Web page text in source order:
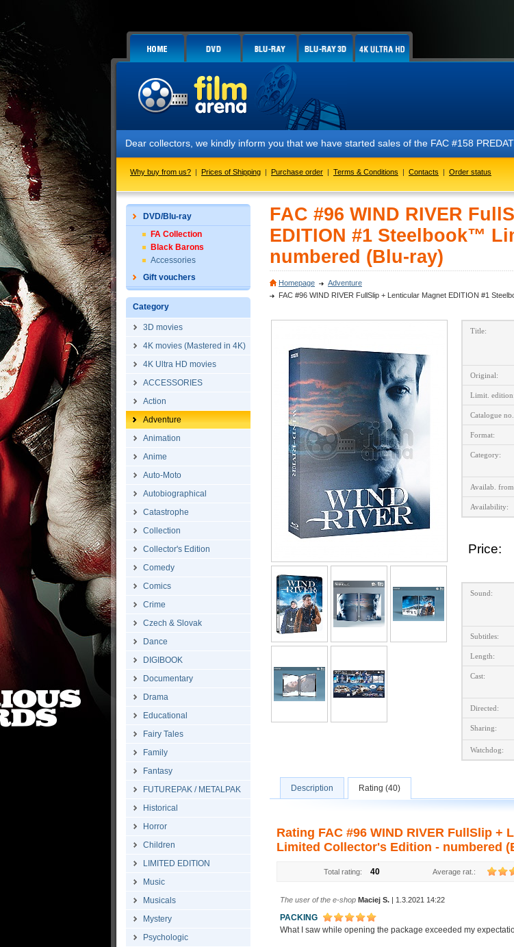
Dear collectors, we kindly inform you that we have started sales of the FAC #158 PREDATOR E1
Why buy from us? | Prices of Shipping | Purchase order | Terms & Conditions | Contacts | Order status
DVD/Blu-ray
FA Collection
Black Barons
Accessories
Gift vouchers
Category
3D movies
4K movies (Mastered in 4K)
4K Ultra HD movies
ACCESSORIES
Action
Adventure
Animation
Anime
Auto-Moto
Autobiographical
Catastrophe
Collection
Collector's Edition
Comedy
Comics
Crime
Czech & Slovak
Dance
DIGIBOOK
Documentary
Drama
Educational
Fairy Tales
Family
Fantasy
FUTUREPAK / METALPAK
Historical
Horror
Children
LIMITED EDITION
Music
Musicals
Mystery
Psychologic
FAC #96 WIND RIVER
EDITION #1 Steelbook™
numbered (Blu-ray)
Homepage
Adventure
FAC #96 WIND RIVER FullSlip + Lenticular Magnet EDITION #1
Title:
Original:
Limit. edition:
Catalogue
Format:
Category:
Availab.
Availability:
Price:
Sound:
Subtitles:
Length:
Cast:
Directed:
Sharing:
Watchdog:
Description Rating (40)
Rating FAC #96 WIND RIVER FullSlip
Limited Collector's Edition - numbered
Total rating: 40 Average rat.:
The user of the e-shop Maciej S. | 1.3.2021 14:22
PACKING
What I saw while opening the package exceeded my